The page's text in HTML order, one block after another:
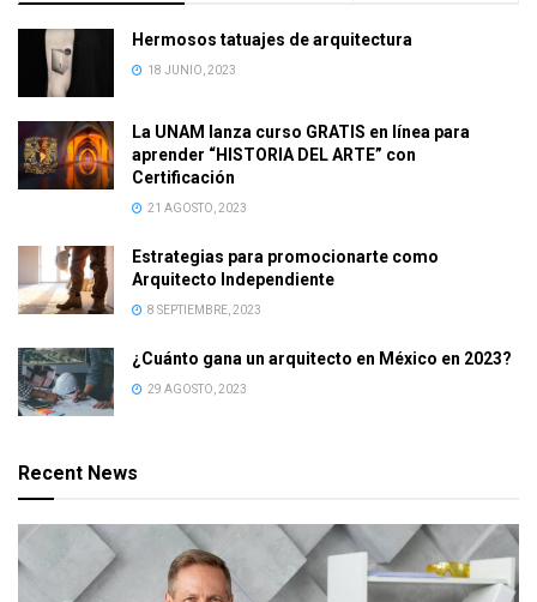
Hermosos tatuajes de arquitectura
18 JUNIO, 2023
La UNAM lanza curso GRATIS en línea para
aprender “HISTORIA DEL ARTE” con
Certificación
21 AGOSTO, 2023
Estrategias para promocionarte como
Arquitecto Independiente
8 SEPTIEMBRE, 2023
¿Cuánto gana un arquitecto en México en 2023?
29 AGOSTO, 2023
Recent News